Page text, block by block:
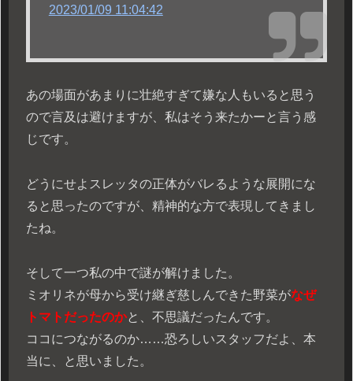
2023/01/09 11:04:42
あの場面があまりに壮絶すぎて嫌な人もいると思う
ので言及は避けますが、私はそう来たかーと言う感
じです。
どうにせよスレッタの正体がバレるような展開にな
ると思ったのですが、精神的な方で表現してきまし
たね。
そして一つ私の中で謎が解けました。
ミオリネが母から受け継ぎ慈しんできた野菜がなぜ
トマトだったのかと、不思議だったんです。
ココにつながるのか……恐ろしいスタッフだよ、本
当に、と思いました。